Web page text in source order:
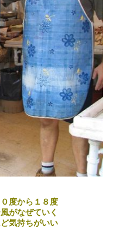
度から１８度
がなぜていく
気持ちがいい